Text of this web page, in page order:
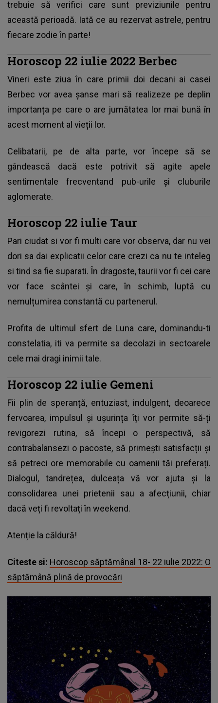
trebuie să verifici care sunt previziunile pentru
această perioadă. Iată ce au rezervat astrele, pentru
fiecare zodie în parte!
Horoscop 22 iulie 2022 Berbec
Vineri este ziua în care primii doi decani ai casei
Berbec vor avea șanse mari să realizeze pe deplin
importanța pe care o are jumătatea lor mai bună în
acest moment al vieții lor.
Celibatarii, pe de alta parte, vor începe să se
gândească dacă este potrivit să agite apele
sentimentale frecventand pub-urile și cluburile
aglomerate.
Horoscop 22 iulie Taur
Pari ciudat si vor fi multi care vor observa, dar nu vei
dori sa dai explicatii celor care crezi ca nu te inteleg
si tind sa fie suparati. În dragoste, taurii vor fi cei care
vor face scântei și care, în schimb, luptă cu
nemulțumirea constantă cu partenerul.
Profita de ultimul sfert de Luna care, dominandu-ti
constelatia, iti va permite sa decolazi in sectoarele
cele mai dragi inimii tale.
Horoscop 22 iulie Gemeni
Fii plin de speranță, entuziast, indulgent, deoarece
fervoarea, impulsul și ușurința îți vor permite să-ți
revigorezi rutina, să începi o perspectivă, să
contrabalansezi o pacoste, să primești satisfacții și
să petreci ore memorabile cu oamenii tăi preferați.
Dialogul, tandrețea, dulceața vă vor ajuta și la
consolidarea unei prietenii sau a afecțiunii, chiar
dacă veți fi revoltați în weekend.
Atenție la căldură!
Citeste si: Horoscop săptămânal 18- 22 iulie 2022: O
săptămână plină de provocări